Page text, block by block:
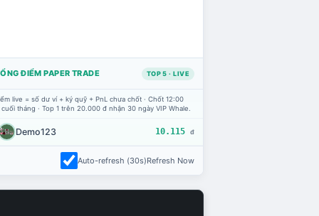
ĐIỂM PAPER TRADE TOP 5 · LIVE
live = số dư ví + ký quỹ + PnL chưa chốt · Chốt 12:00
tháng · Top 1 trên 20.000 đ nhận 30 ngày VIP Whale.
Demo123 10.115 đ
Auto-refresh (30s)Refresh Now